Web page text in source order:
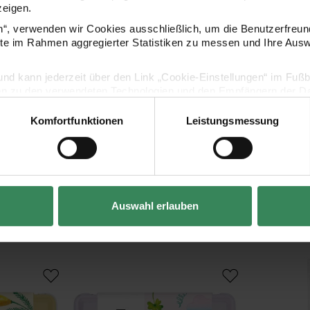
verwenden wir Cookies ausschließlich, um die
im Rahmen aggregierter Statistiken zu messen und Ihre
kann jederzeit über den Link „Cookie-Einstellungen“ im
Vertrag widerrufen
Komfortfunktionen Leistungsmessung
Auswahl erlauben
Hersteller
Kaufempfehlung